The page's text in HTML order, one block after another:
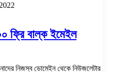
ফ্রি বাল্ক ইমেইল
নিজস্ব ডোমেইন থেকে নিউজলেটার